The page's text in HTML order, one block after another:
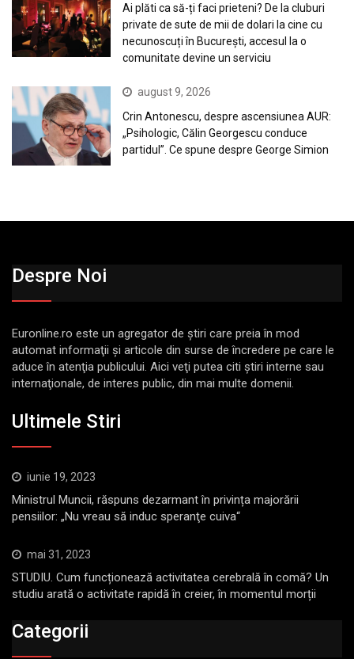
Ai plăti ca să-ți faci prieteni? De la cluburi
private de sute de mii de dolari la cine cu
necunoscuți în București, accesul la o
comunitate devine un serviciu
august 9, 2026
Crin Antonescu, despre ascensiunea AUR:
„Psihologic, Călin Georgescu conduce
partidul”. Ce spune despre George Simion
Despre Noi
Euronline.ro este un agregator de ştiri care preia în mod
automat informaţii şi articole din surse de încredere pe care le
aduce în atenţia publicului. Aici veţi putea citi ştiri interne sau
internaţionale, de interes public, din mai multe domenii.
Ultimele Stiri
iunie 19, 2023
Ministrul Muncii, răspuns dezarmant în privința majorării
pensiilor: „Nu vreau să induc speranţe cuiva“
mai 31, 2023
STUDIU. Cum funcționează activitatea cerebrală în comă? Un
studiu arată o activitate rapidă în creier, în momentul morții
Categorii